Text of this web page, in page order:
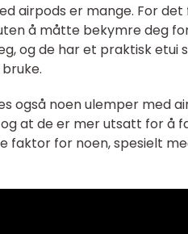
airpods er mange. For
å måtte bekymre deg
og de har et praktisk etui
også noen ulemper med
at de er mer utsatt for å
faktor for noen, spesielt